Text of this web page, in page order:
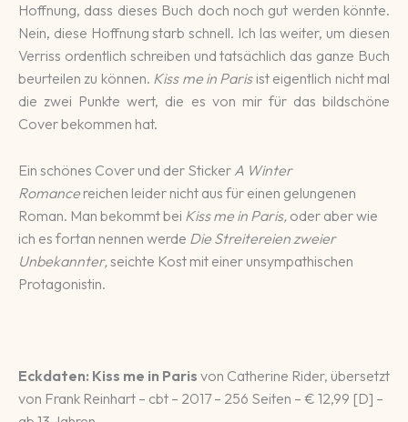
Hoff­nung, dass dieses Buch doch noch gut wer­den könnte.
Nein, diese Hoffnung starb schnell. Ich las weiter, um diesen
Verriss ordent­lich schrei­ben und tat­säch­lich das ganze Buch
be­urtei­len zu können. Kiss me in Parisist eigent­lich nicht mal
die zwei Punkte wert, die es von mir für das bild­schöne
Cover be­kommen hat.
Ein schönes Cover und der Sticker A Winter
Romance reichen leider nicht aus für einen gelungenen
Roman. Man bekommt bei Kiss me in Paris, oder aber wie
ich es fortan nennen werde Die Streitereien zweier
Unbekannter, seichte Kost mit einer unsympathischen
Protagonistin.
Eckdaten: Kiss me in Paris von Catherine Rider, übersetzt
von Frank Reinhart – cbt – 2017 – 256 Seiten – € 12,99 [D] –